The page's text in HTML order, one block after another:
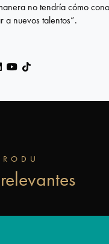
no tendría cómo
a nuevos talentos”.